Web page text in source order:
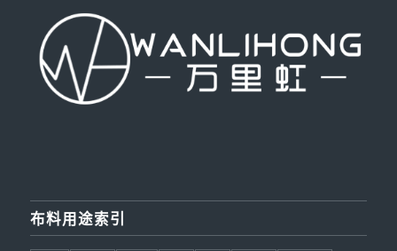
布料用途索引